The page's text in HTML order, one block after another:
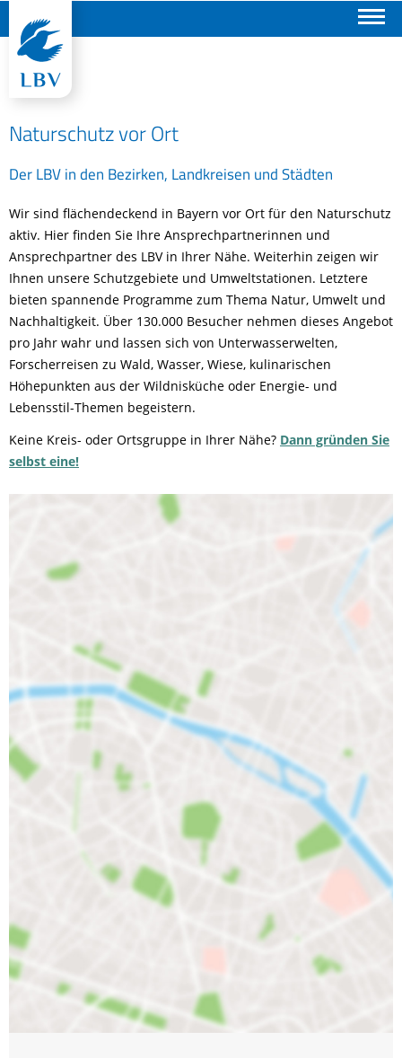
Naturschutz vor Ort
Der LBV in den Bezirken, Landkreisen und Städten
Wir sind flächendeckend in Bayern vor Ort für den Naturschutz
aktiv. Hier finden Sie Ihre Ansprechpartnerinnen und
Ansprechpartner des LBV in Ihrer Nähe. Weiterhin zeigen wir
Ihnen unsere Schutzgebiete und Umweltstationen. Letztere
bieten spannende Programme zum Thema Natur, Umwelt und
Nachhaltigkeit. Über 130.000 Besucher nehmen dieses Angebot
pro Jahr wahr und lassen sich von Unterwasserwelten,
Forscherreisen zu Wald, Wasser, Wiese, kulinarischen
Höhepunkten aus der Wildnisküche oder Energie- und
Lebensstil-Themen begeistern.
Keine Kreis- oder Ortsgruppe in Ihrer Nähe? Dann gründen Sie
selbst eine!